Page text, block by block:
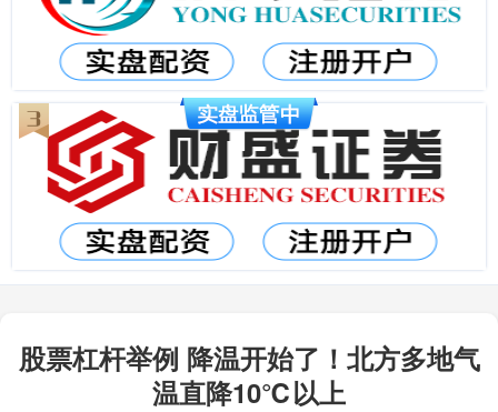
股票杠杆举例 降温开始了！北方多地气
温直降10℃以上